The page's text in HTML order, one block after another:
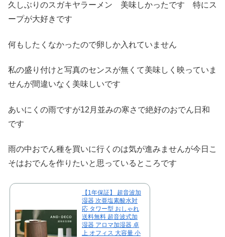
久しぶりのスガキヤラーメン 美味しかったです 特にス
ープが大好きです
何もしたくなかったので卵しか入れていません
私の盛り付けと写真のセンスが無くて美味しく映っていま
せんが間違いなく美味しいです
あいにくの雨ですが12月並みの寒さで絶好のおでん日和
です
雨の中おでん種を買いに行くのは気が進みませんが今日こ
そはおでんを作りたいと思っているところです
【1年保証】 超音波加
湿器 次亜塩素酸水対
応 タワー型 おしゃれ
送料無料 超音波式加
湿器 アロマ加湿器 卓
上 オフィス 大容量 小